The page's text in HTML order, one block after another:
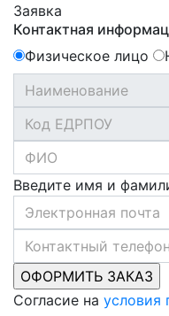
Заявка
Контактная
Физическое лицо
Введите имя и
Согласие на условия